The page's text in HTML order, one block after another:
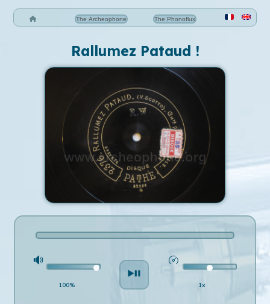
The Archeophone The Phonoflux
Rallumez Pataud !
100% 1x